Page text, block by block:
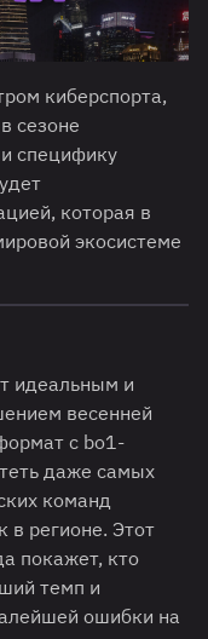
киберспорта,
сезоне
специфику
которая в
экосистеме
идеальным и
весенней
с bo1-
даже самых
команд
в регионе. Этот
покажет, кто
темп и
ошибки на